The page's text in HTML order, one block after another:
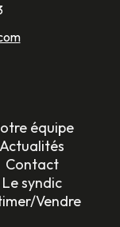
équipe
Actualités
Contact
Le syndic
Vendre